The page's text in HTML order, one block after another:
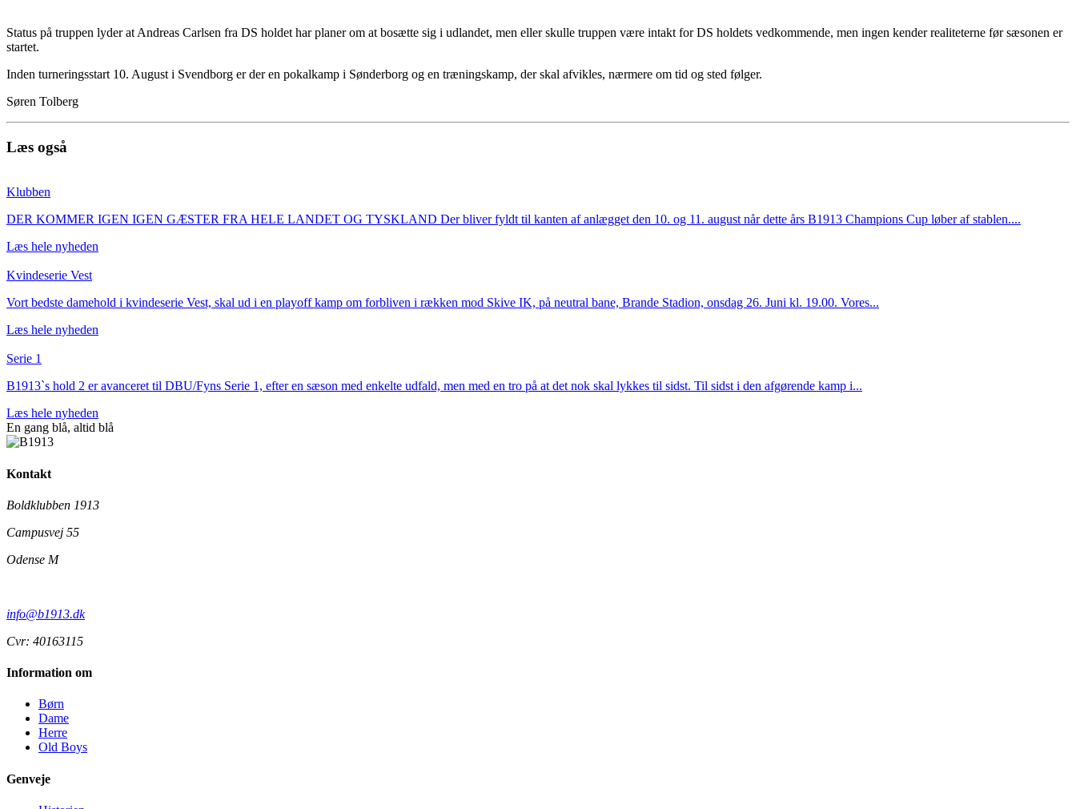
Status på truppen lyder at Andreas Carlsen fra DS holdet har planer om at bosætte sig i udlandet, men eller skulle truppen være intakt for DS holdets vedkommende, men ingen kender realiteterne før sæsonen er
startet.
Inden turneringsstart 10. August i Svendborg er der en pokalkamp i Sønderborg og en træningskamp, der skal afvikles, nærmere om tid og sted følger.
Søren Tolberg
Læs også
Klubben
DER KOMMER IGEN IGEN GÆSTER FRA HELE LANDET OG TYSKLAND Der bliver fyldt til kanten af anlægget den 10. og 11. august når dette års B1913 Champions Cup løber af stablen....
Læs hele nyheden
Kvindeserie Vest
Vort bedste damehold i kvindeserie Vest, skal ud i en playoff kamp om forbliven i rækken mod Skive IK, på neutral bane, Brande Stadion, onsdag 26. Juni kl. 19.00. Vores...
Læs hele nyheden
Serie 1
B1913`s hold 2 er avanceret til DBU/Fyns Serie 1, efter en sæson med enkelte udfald, men med en tro på at det nok skal lykkes til sidst. Til sidst i den afgørende kamp i...
Læs hele nyheden
En gang blå, altid blå
Kontakt
Boldklubben 1913
Campusvej 55
Odense M
info@b1913.dk
Cvr: 40163115
Information om
Børn
Dame
Herre
Old Boys
Genveje